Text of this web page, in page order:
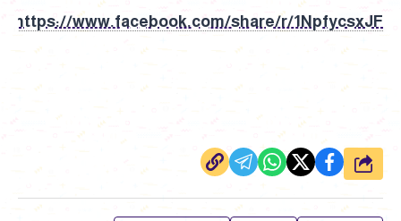
https://www.facebook.com/share/r/1NpfycsxJF/
شارك